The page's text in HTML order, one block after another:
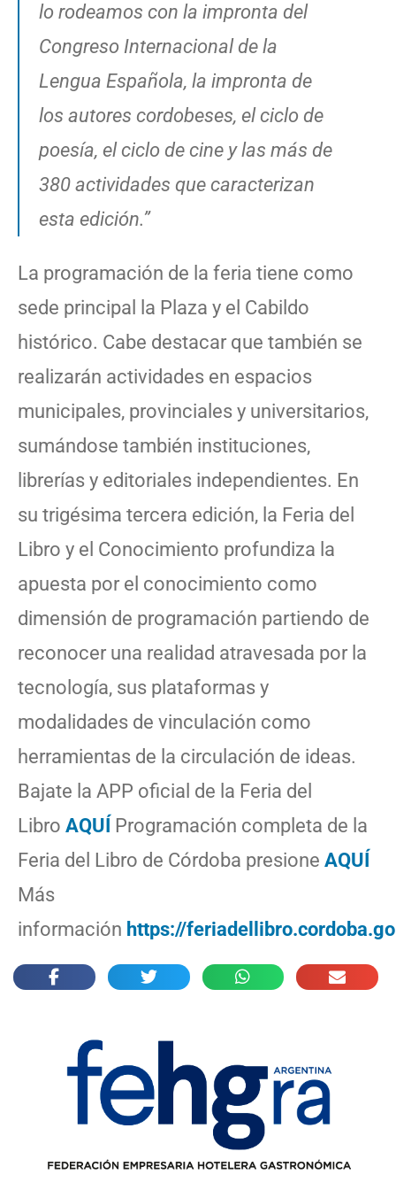
lo rodeamos con la impronta del
Congreso Internacional de la
Lengua Española, la impronta de
los autores cordobeses, el ciclo de
poesía, el ciclo de cine y las más de
380 actividades que caracterizan
esta edición.”
La programación de la feria tiene como
sede principal la Plaza y el Cabildo
histórico. Cabe destacar que también se
realizarán actividades en espacios
municipales, provinciales y universitarios,
sumándose también instituciones,
librerías y editoriales independientes. En
su trigésima tercera edición, la Feria del
Libro y el Conocimiento profundiza la
apuesta por el conocimiento como
dimensión de programación partiendo de
reconocer una realidad atravesada por la
tecnología, sus plataformas y
modalidades de vinculación como
herramientas de la circulación de ideas.
Bajate la APP oficial de la Feria del
Libro AQUÍ Programación completa de la
Feria del Libro de Córdoba presione AQUÍ
Más
información https://